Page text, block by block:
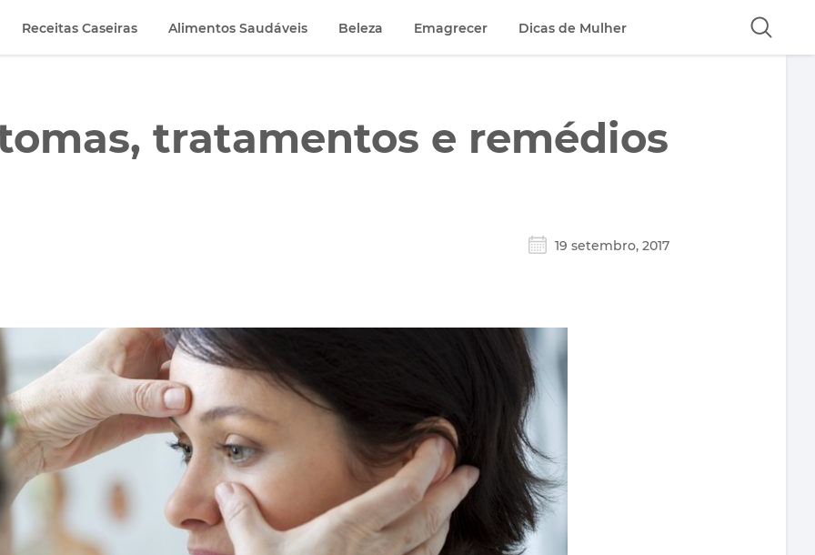
tratamentos e remédios
19 setembro, 2017
Receitas Caseiras Alimentos Saudáveis Beleza Emagrecer Dicas de Mulher